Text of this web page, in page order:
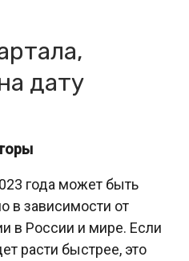
дату
года может быть
в зависимости от
в России и мире. Если
расти быстрее, это